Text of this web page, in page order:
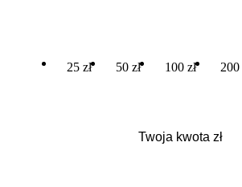
25 zł 50 zł 100 zł 200